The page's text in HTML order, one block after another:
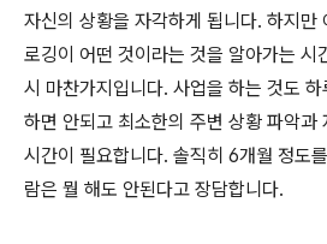
자신의 상황을 자각하게 됩니다. 하지만
로깅이 어떤 것이라는 것을 알아가는 시
시 마찬가지입니다. 사업을 하는 것도
하면 안되고 최소한의 주변 상황 파악과
시간이 필요합니다. 솔직히 6개월 정도
람은 뭘 해도 안된다고 장담합니다.